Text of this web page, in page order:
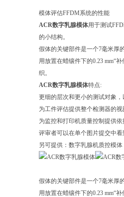
模体评估FFDM系统的性能
ACR数字乳腺模体用于测试
的小结构。
假体的关键部件是一个7毫米厚
用放置在蜡镶件下的0.23 mm“
织。
ACR数字乳腺模体特点:
更细的层次和更小的测试对象
为工件评估提供整个检测器的视
为监控和打印机质量控制提供依
评审者可以在单个图片提交中
另可提供：数字乳腺机质控模体
假体的关键部件是一个7毫米厚
用放置在蜡镶件下的0.23 mm“